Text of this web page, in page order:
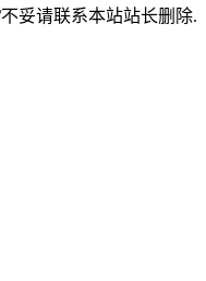
妥请联系本站站长删除.